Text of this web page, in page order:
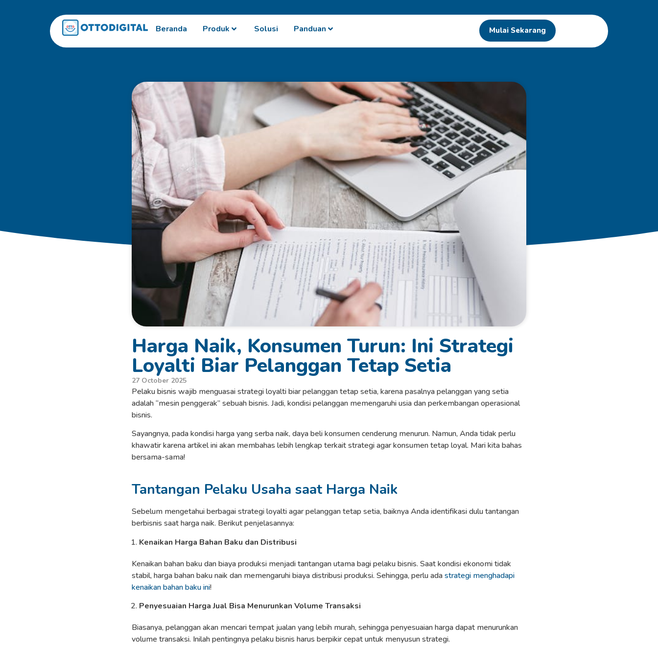
Beranda Produk Solusi Panduan Mulai Sekarang
Harga Naik, Konsumen Turun: Ini Strategi
Loyalti Biar Pelanggan Tetap Setia
27 October 2025
Pelaku bisnis wajib menguasai strategi loyalti biar pelanggan tetap setia, karena pasalnya pelanggan yang setia
adalah “mesin penggerak” sebuah bisnis. Jadi, kondisi pelanggan memengaruhi usia dan perkembangan operasional
bisnis.
Sayangnya, pada kondisi harga yang serba naik, daya beli konsumen cenderung menurun. Namun, Anda tidak perlu
khawatir karena artikel ini akan membahas lebih lengkap terkait strategi agar konsumen tetap loyal. Mari kita bahas
bersama-sama!
Tantangan Pelaku Usaha saat Harga Naik
Sebelum mengetahui berbagai strategi loyalti agar pelanggan tetap setia, baiknya Anda identifikasi dulu tantangan
berbisnis saat harga naik. Berikut penjelasannya:
Kenaikan Harga Bahan Baku dan Distribusi
Kenaikan bahan baku dan biaya produksi menjadi tantangan utama bagi pelaku bisnis. Saat kondisi ekonomi tidak
stabil, harga bahan baku naik dan memengaruhi biaya distribusi produksi. Sehingga, perlu adastrategi menghadapi
kenaikan bahan baku ini!
Penyesuaian Harga Jual Bisa Menurunkan Volume Transaksi
Biasanya, pelanggan akan mencari tempat jualan yang lebih murah, sehingga penyesuaian harga dapat menurunkan
volume transaksi. Inilah pentingnya pelaku bisnis harus berpikir cepat untuk menyusun strategi.